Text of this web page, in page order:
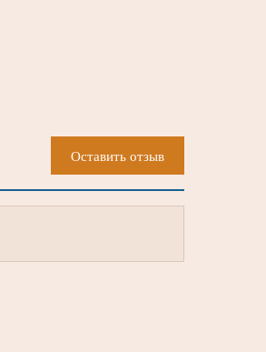
Оставить отзыв